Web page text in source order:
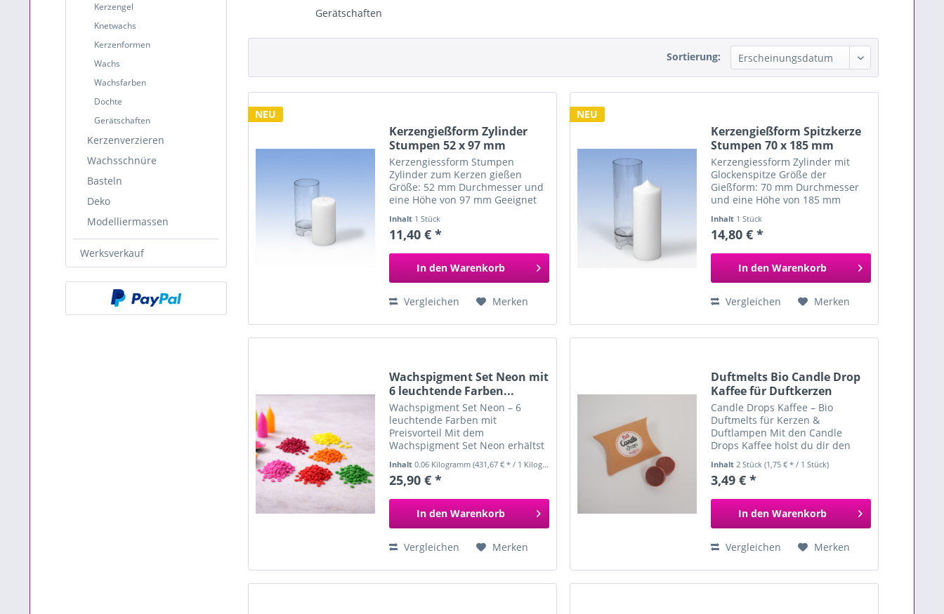
Kerzengel
Knetwachs
Kerzenformen
Wachs
Wachsfarben
Dochte
Gerätschaften
Kerzenverzieren
Wachsschnüre
Basteln
Deko
Modelliermassen
Werksverkauf
Gerätschaften
Sortierung:
NEU
Kerzengießform Zylinder
Stumpen 52 x 97 mm
Kerzengiessform Stumpen
Zylinder zum Kerzen gießen
Größe: 52 mm Durchmesser und
eine Höhe von 97 mm Geeignet
Paraffin/Stearin-Kerzen
Hitzebeständig bis 120° Form ist
dadurch...
Inhalt 1 Stück
11,40 € *
In den Warenkorb
Vergleichen Merken
NEU
Kerzengießform Spitzkerze
Stumpen 70 x 185 mm
Kerzengiessform Zylinder mit
Glockenspitze Größe der
Gießform: 70 mm Durchmesser
und eine Höhe von 185 mm
Paraffin- und Paraffin/Stearin-
Kerzen Mit Metallnadel zum
besteht aus einem...
Inhalt 1 Stück
14,80 € *
In den Warenkorb
Vergleichen Merken
Wachspigment Set Neon mit
6 leuchtende Farben...
Wachspigment Set Neon – 6
leuchtende Farben mit
Preisvorteil Mit dem
Wachspigment Set Neon erhältst
intensiv leuchtenden Neonfarben
zum Kerzen gießen und Kerzen
tauchen – ideal für kreative
Projekte, besondere...
Inhalt0.06 Kilogramm(431,67 € * / 1 Kilogramm)
25,90 € *
In den Warenkorb
Vergleichen Merken
Duftmelts Bio Candle Drop
Kaffee für Duftkerzen
Candle Drops Kaffee – Bio
Duftmelts für Kerzen &
Duftlampen Mit den Candle
Drops Kaffee holst du dir den
gebrühten Kaffees direkt nach
Hause. Ob beim Kerzengießen
oder in der Duftlampe – diese
Duftmelts...
Inhalt 2 Stück(1,75 € * / 1 Stück)
3,49 € *
In den Warenkorb
Vergleichen Merken